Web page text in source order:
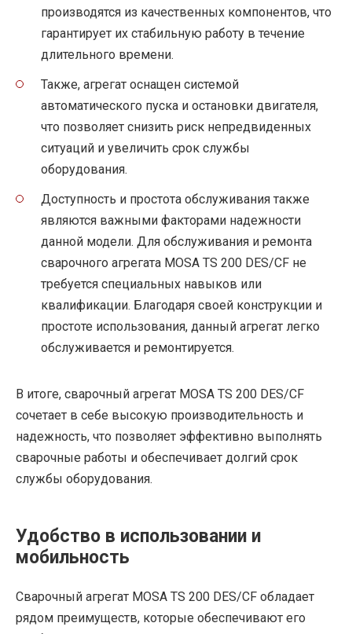
производятся из качественных компонентов, что
гарантирует их стабильную работу в течение
длительного времени.
Также, агрегат оснащен системой
автоматического пуска и остановки двигателя,
что позволяет снизить риск непредвиденных
ситуаций и увеличить срок службы
оборудования.
Доступность и простота обслуживания также
являются важными факторами надежности
данной модели. Для обслуживания и ремонта
сварочного агрегата MOSA TS 200 DES/CF не
требуется специальных навыков или
квалификации. Благодаря своей конструкции и
простоте использования, данный агрегат легко
обслуживается и ремонтируется.
В итоге, сварочный агрегат MOSA TS 200 DES/CF
сочетает в себе высокую производительность и
надежность, что позволяет эффективно выполнять
сварочные работы и обеспечивает долгий срок
службы оборудования.
Удобство в использовании и
мобильность
Сварочный агрегат MOSA TS 200 DES/CF обладает
рядом преимуществ, которые обеспечивают его